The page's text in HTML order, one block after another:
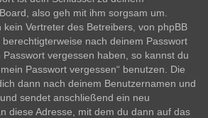
also geh mit ihm sorgsam um.
Vertreter des Betreibers, von phpBB
nach deinem Passwort
vergessen haben, so kannst du
Passwort vergessen“ benutzen. Die
dann nach deinem Benutzernamen und
sendet anschließend ein neu
diese Adresse, mit dem du dann auf das